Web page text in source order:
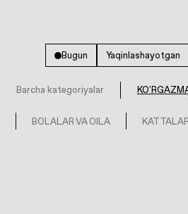
Bugun Yaqinlashayotgan
Barcha kategoriyalar
BOLALAR VA OILA KATTALAR